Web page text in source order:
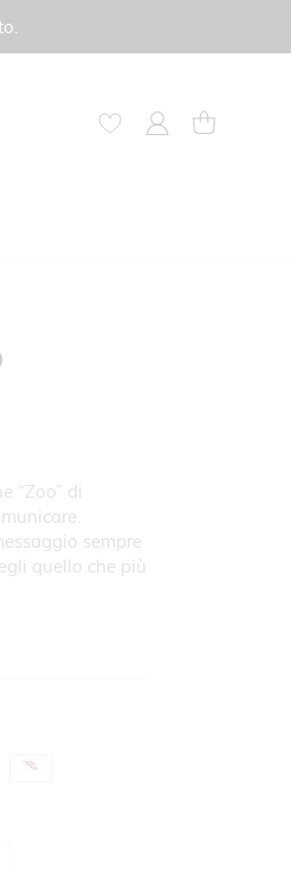
My Account
Carrello
“Zoo” di
sempre
quello che più